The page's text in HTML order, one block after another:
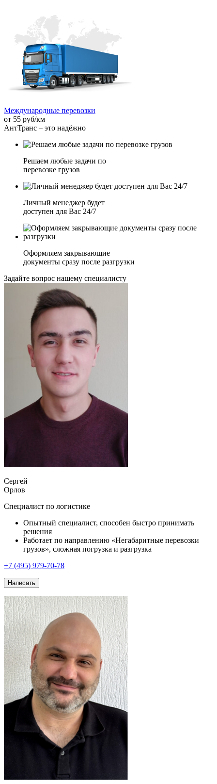
Международные перевозки
от 55 руб/км
АнтТранс – это надёжно
Решаем любые задачи по
перевозке грузов
Личный менеджер будет
доступен для Вас 24/7
Оформляем закрывающие
документы сразу после разгрузки
Задайте вопрос нашему специалисту
Сергей
Орлов
Специалист по логистике
Опытный специалист, способен быстро принимать
решения
Работает по направлению «Негабаритные перевозки
грузов», сложная погрузка и разгрузка
+7 (495) 979-70-78
Написать